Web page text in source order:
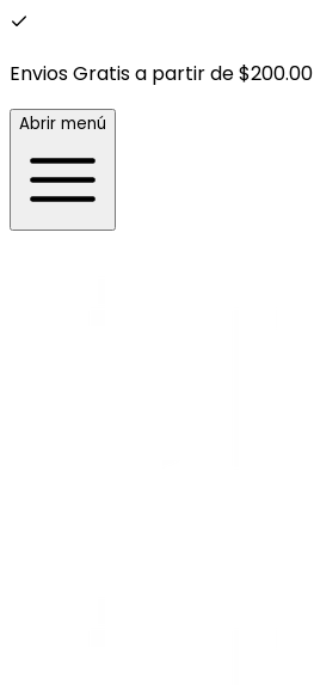
Envios Gratis a partir de $200.00
Abrir menú